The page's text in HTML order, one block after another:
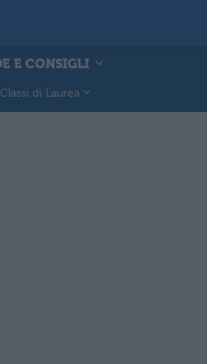
E CONSIGLI
Classi di Laurea